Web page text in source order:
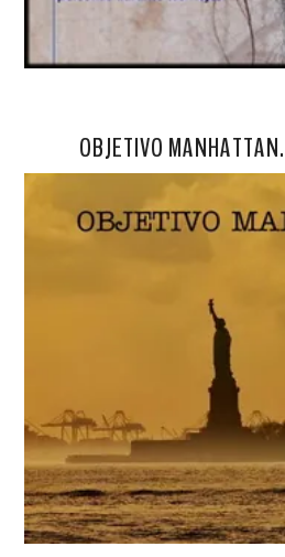
OBJETIVO